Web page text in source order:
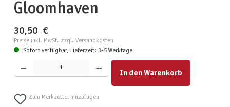
Gloomhaven
30,50 €
Preise inkl. MwSt. zzgl. Versandkosten
Sofort verfügbar, Lieferzeit: 3-5 Werktage
Produkt Anzahl: Gib den gewünschten Wert ein oder benutze die Schaltflächen um die Anzahl zu
In den Warenkorb
Zum Merkzettel hinzufügen